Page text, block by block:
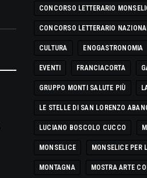
CONCORSO LETTERARIO
CONCORSO LETTERARIO
CULTURA ENOGASTRONOMIA
EVENTI FRANCIACORTA
GRUPPO MONTI SALUTE PIÙ
LE STELLE DI SAN LORENZO
LUCIANO BOSCOLO CUCCO
MONSELICE MONSELICE PER
MONTAGNA MOSTRA ARTE